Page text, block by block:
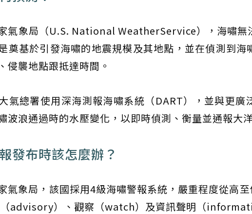
氣象局（U.S. National WeatherService），海嘯無
奠基於引發海嘯的地震規模及其地點，並在偵測到海
侵襲地點跟抵達時間。
氣總署使用深海測報海嘯系統（DART），並與更廣
波浪通過時的水壓變化，以即時偵測、衡量並通報大
發布時該怎麼辦？
氣象局，該國採用4級海嘯警報系統，嚴重程度從高
advisory）、觀察（watch）及資訊聲明（